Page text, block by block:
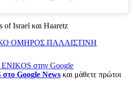
of Israel και Haaretz
ΟΜΗΡΟΣ ΠΑΛΑΙΣΤΙΝΗ
στην Google
Google News και μάθετε πρώτοι